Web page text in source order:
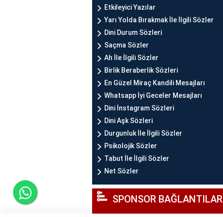
Etkileyici Yazılar
Yarı Yolda Bırakmak İle İlgili Sözler
Dini Durum Sözleri
Saçma Sözler
Ah İle İlgili Sözler
Birlik Beraberlik Sözleri
En Güzel Miraç Kandili Mesajları
Whatsapp İyi Geceler Mesajları
Dini İnstagram Sözleri
Dini Aşk Sözleri
Durgunluk İle İlgili Sözler
Psikolojik Sözler
Tabut İle İlgili Sözler
Net Sözler
SPONSOR BAĞLANTILAR